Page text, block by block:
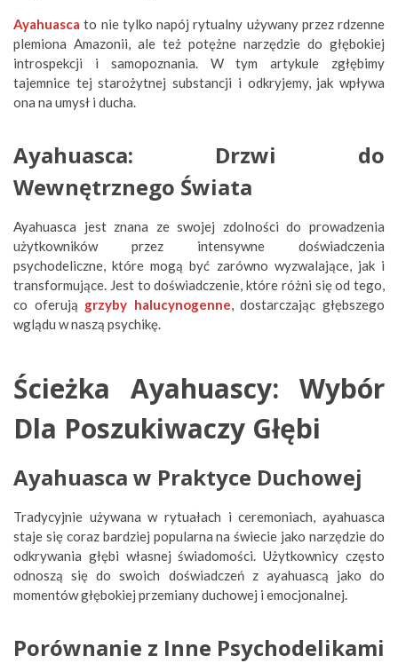
Ayahuasca to nie tylko napój rytualny używany przez rdzenne
plemiona Amazonii, ale też potężne narzędzie do głębokiej
introspekcji i samopoznania. W tym artykule zgłębimy
tajemnice tej starożytnej substancji i odkryjemy, jak wpływa
ona na umysł i ducha.
Ayahuasca: Drzwi do
Wewnętrznego Świata
Ayahuasca jest znana ze swojej zdolności do prowadzenia
użytkowników przez intensywne doświadczenia
psychodeliczne, które mogą być zarówno wyzwalające, jak i
transformujące. Jest to doświadczenie, które różni się od tego,
co oferują grzyby halucynogenne, dostarczając głębszego
wglądu w naszą psychikę.
Ścieżka Ayahuascy: Wybór
Dla Poszukiwaczy Głębi
Ayahuasca w Praktyce Duchowej
Tradycyjnie używana w rytuałach i ceremoniach, ayahuasca
staje się coraz bardziej popularna na świecie jako narzędzie do
odkrywania głębi własnej świadomości. Użytkownicy często
odnoszą się do swoich doświadczeń z ayahuascą jako do
momentów głębokiej przemiany duchowej i emocjonalnej.
Porównanie z Inne Psychodelikami